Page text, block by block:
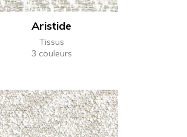
Aristide
Tissus
3 couleurs